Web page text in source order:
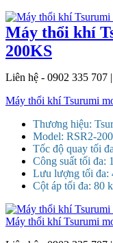
Máy thổi khí
200KS
Liên hệ - 0902 335 707
Máy thổi khí Tsurumi
Thương hiệu:
Model: RSR2-
Tốc độ quay tối
Công suất tối đa:
Lưu lượng tối đa:
Cột áp tối đa: 80
Máy thổi khí Tsurumi